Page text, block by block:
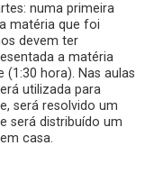
numa primeira
matéria que foi
devem ter
a matéria
(1:30 hora). Nas aulas
utilizada para
será resolvido um
será distribuído um
casa.